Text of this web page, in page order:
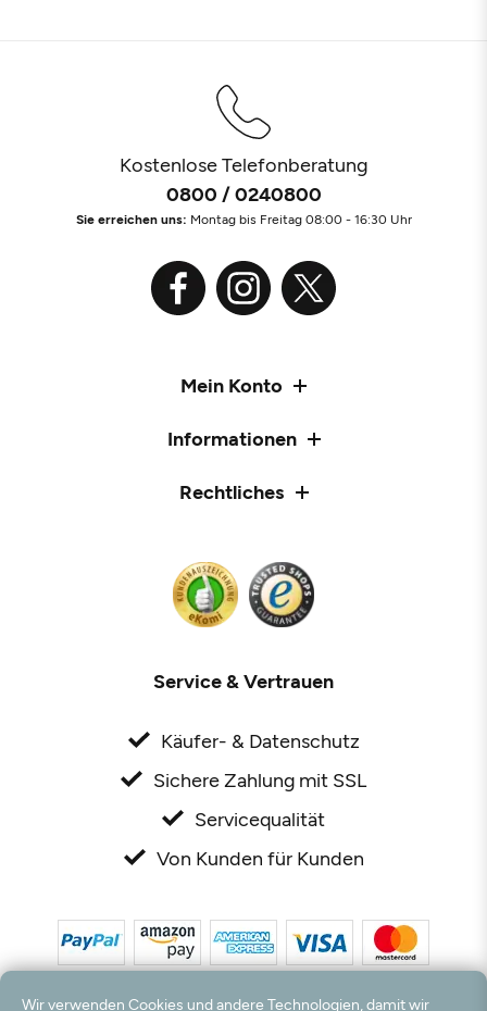
Kostenlose Telefonberatung
0800 / 0240800
Sie erreichen uns: Montag bis Freitag 08:00 - 16:30 Uhr
Mein Konto
Informationen
Rechtliches
Service & Vertrauen
Käufer- & Datenschutz
Sichere Zahlung mit SSL
Servicequalität
Von Kunden für Kunden
Wir verwenden Cookies und andere Technologien, damit wir